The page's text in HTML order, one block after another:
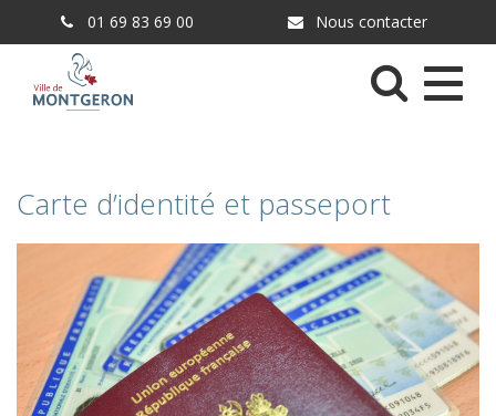
01 69 83 69 00 Nous contacter
Menu
Carte d’identité et passeport